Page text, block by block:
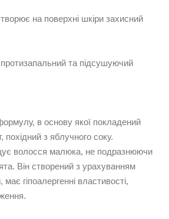
на поверхні шкіри захисний
та підсушуючий
в основу якої покладений
похідний з яблучного соку.
волосся малюка, не подразнюючи
Він створений з урахуванням
гіпоалергенні властивості,